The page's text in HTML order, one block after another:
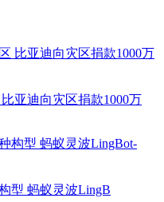
亚迪向灾区捐款1000万
型 蚂蚁灵波LingB